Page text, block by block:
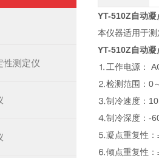
性测定仪
YT-510Z自动凝
本仪器适用于
YT-510Z自动凝
⒈工作电源：
⒉检测范围：0
⒊制冷速度：
⒋制冷深度：-
⒌凝点重复性
⒍倾点重复性